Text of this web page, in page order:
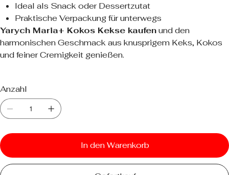
Ideal als Snack oder Dessertzutat
Praktische Verpackung für unterwegs
Yarych Maria+ Kokos Kekse kaufenund den
harmonischen Geschmack aus knusprigem Keks, Kokos
und feiner Cremigkeit genießen.
Anzahl
In den Warenkorb